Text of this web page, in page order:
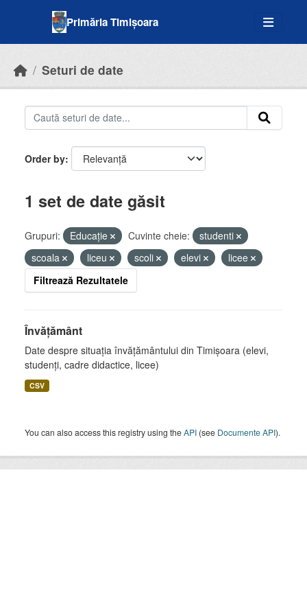
Primăria Timișoara
Seturi de date
Order by
1 set de date găsit
Grupuri: Educație Cuvinte cheie:
studenti
scoala
liceu scoli elevi
licee
Filtrează Rezultatele
Învățământ
Date despre situația învățământului din Timișoara (elevi,
studenți, cadre didactice, licee)
CSV
You can also access this registry using theAPI (see Documente API).